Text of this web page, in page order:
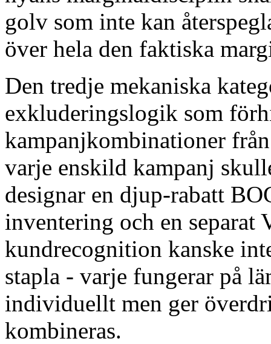
golv som inte kan
över hela den faktiska
Den tredje mekaniska
exkluderingslogik som
kampanjkombinationer
varje enskild kampanj
designar en djup-rabatt
inventering och en
kundrecognition kanske
stapla - varje fungerar på
individuellt men ger
kombineras.